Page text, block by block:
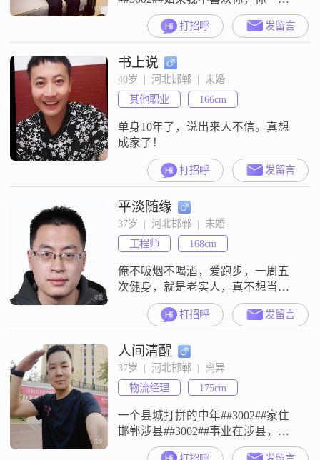
不值##3002##我珍惜你的时候也请
你珍惜我，因为我有本事喜欢你就
有本事换掉你##3002##如果你联系
我，我就听你说##3002##你不联系
我，那就顺其自然##3002##我没有
权利让你的身边没有谁，可如果你
拒绝不了别人的暧昧和诱惑，那我
一定会选择拒绝你
打招呼 发留言
书上说
40岁  |  河北邯郸  |  未婚
其他职业
166cm
单身10年了，说出来人不信。真想
成家了！
打招呼 发留言
平淡随缘
37岁  |  河北邯郸  |  未婚
工程师
168cm
俺不吸烟不喝酒，爱跑步，一周五
次健身，就是老实人，真不想当接
盘侠，美女啥滴不奢求，因为俺知
道全是假的，浮云一片，相亲钉子
户也不要找俺，知道看不上俺农村
人，俺就是是五保户，所以俺就想
找个踏实过日子给俺生娃的，嘎
嘎！
打招呼 发留言
人间清醒
37岁  |  河北邯郸  |  离异
物流经理
175cm
一个县城打拼的中年##3002##家住
邯郸涉县##3002##事业在涉县，所
以不考虑去别的地方##3002##寻找